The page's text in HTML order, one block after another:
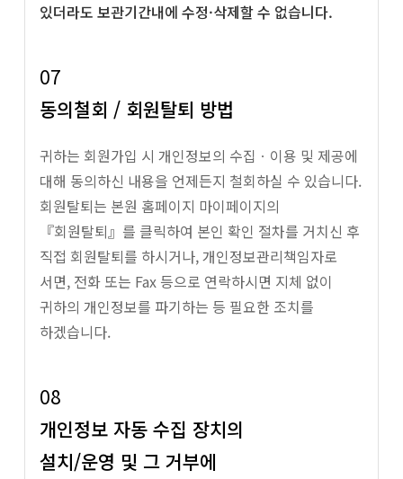
있더라도 보관기간내에 수정·삭제할 수 없습니다.
07
동의철회 / 회원탈퇴 방법
귀하는 회원가입 시 개인정보의 수집ㆍ이용 및 제공에
대해 동의하신 내용을 언제든지 철회하실 수 있습니다.
회원탈퇴는 본원 홈페이지 마이페이지의
『회원탈퇴』를 클릭하여 본인 확인 절차를 거치신 후
직접 회원탈퇴를 하시거나, 개인정보관리책임자로
서면, 전화 또는 Fax 등으로 연락하시면 지체 없이
귀하의 개인정보를 파기하는 등 필요한 조치를
하겠습니다.
08
개인정보 자동 수집 장치의
설치/운영 및 그 거부에